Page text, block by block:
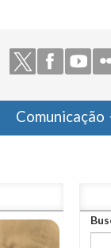
Comunicação